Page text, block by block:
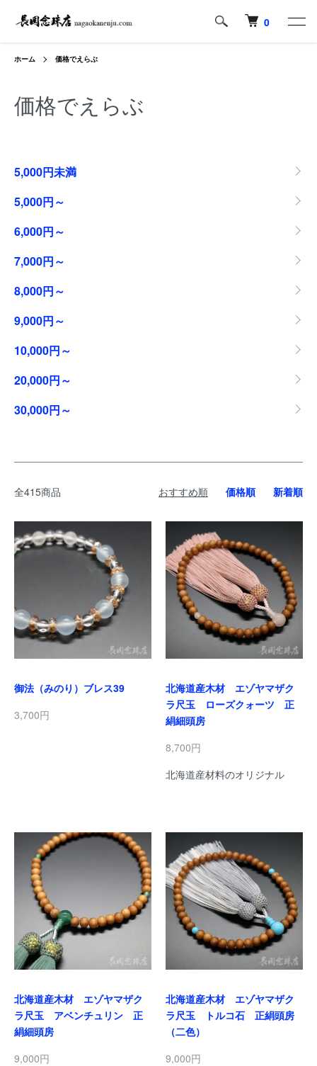
0
ホーム 価格でえらぶ
価格でえらぶ
5,000円未満
5,000円～
6,000円～
7,000円～
8,000円～
9,000円～
10,000円～
20,000円～
30,000円～
全415商品 おすすめ順 価格順 新着順
御法（みのり）ブレス39
3,700円
北海道産木材 エゾヤマザク
ラ尺玉 ローズクォーツ 正
絹細頭房
8,700円
北海道産材料のオリジナル
北海道産木材 エゾヤマザク
ラ尺玉 アベンチュリン 正
絹細頭房
9,000円
北海道産木材 エゾヤマザク
ラ尺玉 トルコ石 正絹頭房
（二色）
9,000円